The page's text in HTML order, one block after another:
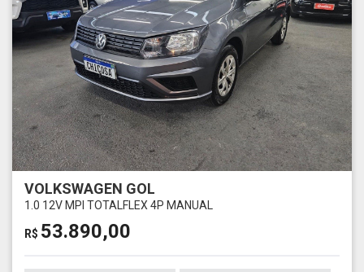
VOLKSWAGEN GOL
1.0 12V MPI TOTALFLEX 4P MANUAL
R$ 53.890,00